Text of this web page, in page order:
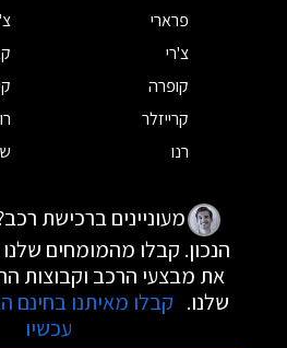
פרארי
צ'רי
קופרה
קרייזלר
רנו
מעוניינים ברכישת
הנכון. קבלו מהמומחים שלנו
את מבצעי הרכב וקבוצות
שלנו. קבלו מאיתנו בחינם
עכשיו